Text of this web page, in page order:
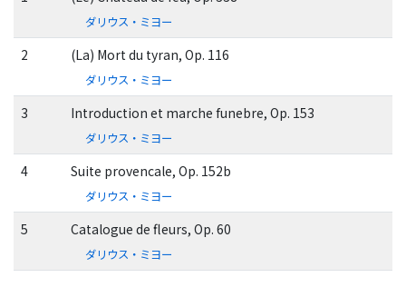
ダリウス・ミヨー
2 (La) Mort du tyran, Op. 116
ダリウス・ミヨー
3 Introduction et marche funebre, Op. 153
ダリウス・ミヨー
4 Suite provencale, Op. 152b
ダリウス・ミヨー
5 Catalogue de fleurs, Op. 60
ダリウス・ミヨー